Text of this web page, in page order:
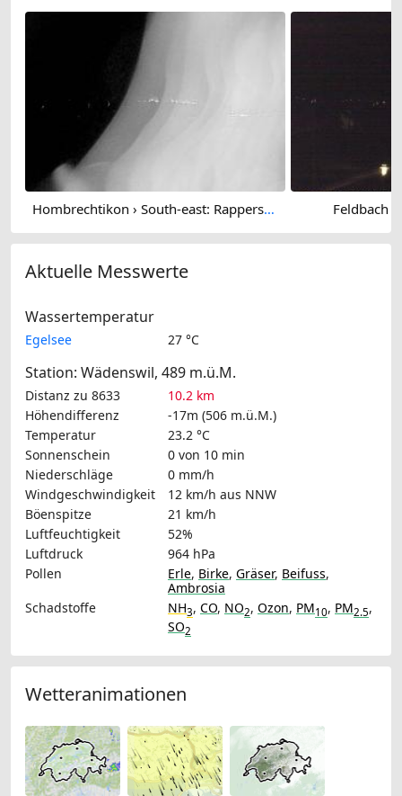
Hombrechtikon › South-east: Rapperswil-Jona Feldbach
Aktuelle Messwerte
Wassertemperatur
Egelsee 27 °C
Station: Wädenswil, 489 m.ü.M.
Distanz zu 8633
10.2 km
Höhendifferenz
-17m (506 m.ü.M.)
Temperatur
23.2 °C
Sonnenschein
0 von 10 min
Niederschläge
0 mm/h
Windgeschwindigkeit
12 km/h aus NNW
Böenspitze
21 km/h
Luftfeuchtigkeit
52%
Luftdruck
964 hPa
Pollen
Erle, Birke, Gräser, Beifuss,
Ambrosia
Schadstoffe
NH3, CO, NO2, Ozon, PM10, PM2.5,
SO2
Wetteranimationen